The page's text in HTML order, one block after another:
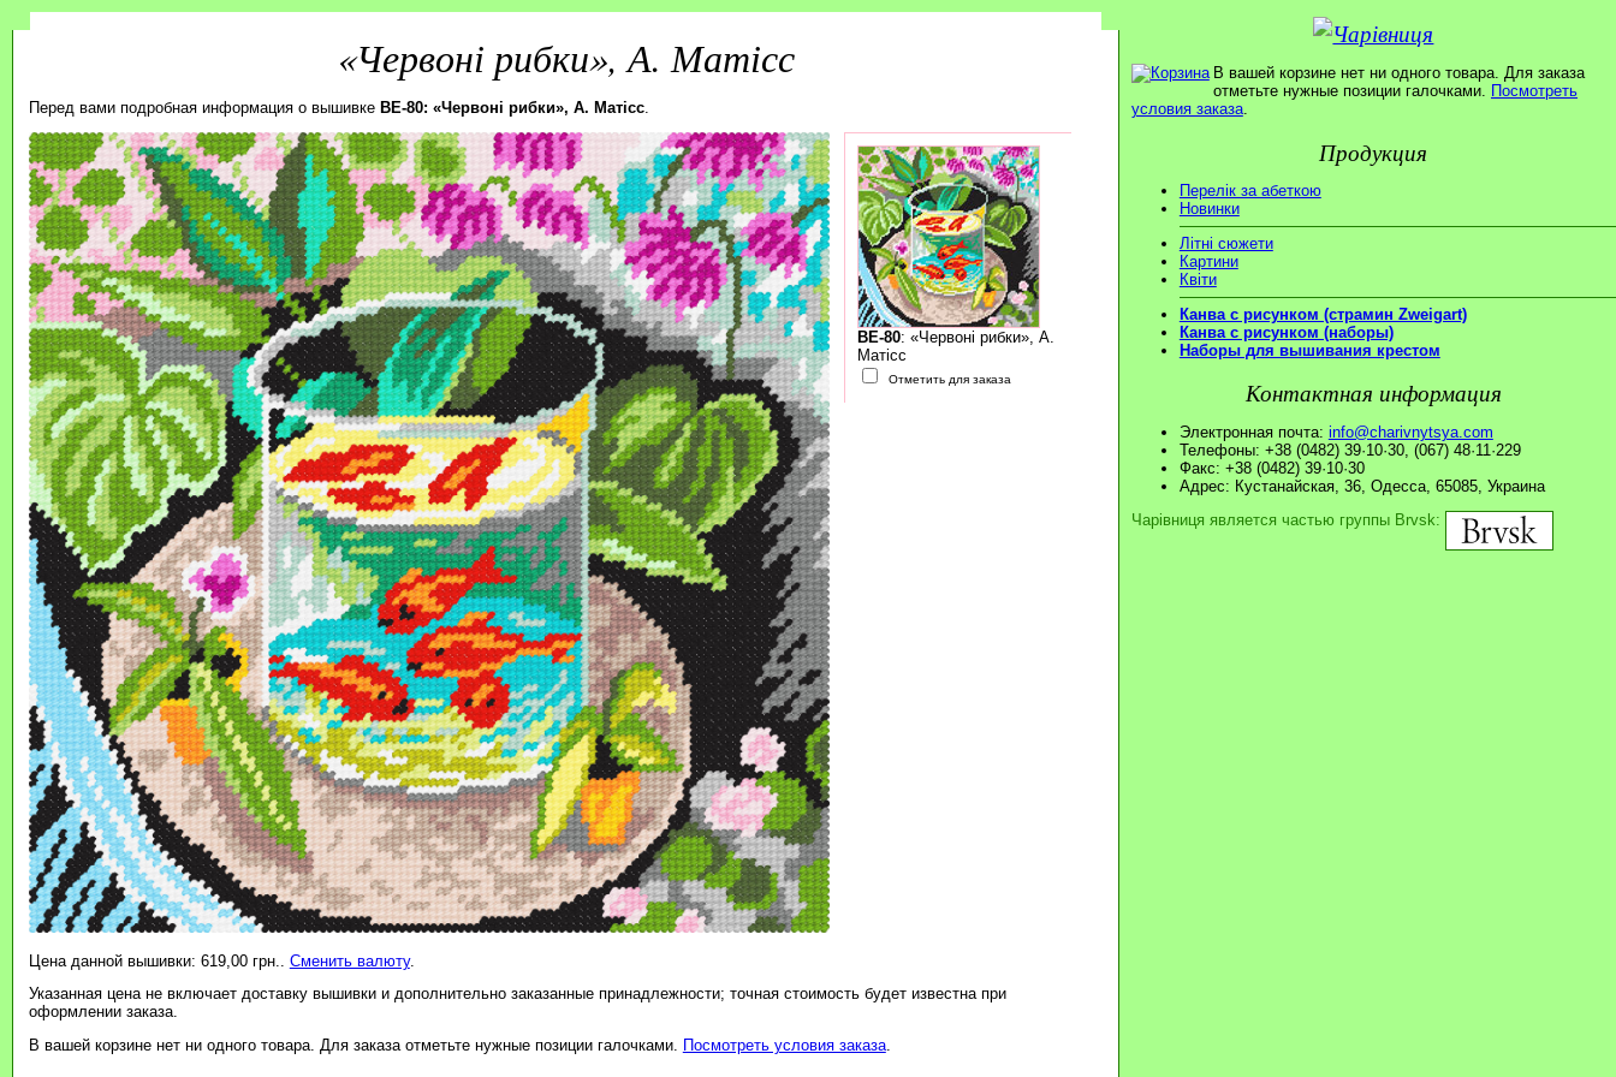
«Червоні рибки», А. Матісс
Перед вами подробная информация о вышивке BE-80: «Червоні рибки», А. Матісс.
BE-80: «Червоні рибки», А.
Матісс
Отметить для заказа
Цена данной вышивки: 619,00 грн.. Сменить валюту.
Указанная цена не включает доставку вышивки и дополнительно заказанные принадлежности; точная стоимость будет известна при
оформлении заказа.
В вашей корзине нет ни одного товара. Для заказа отметьте нужные позиции галочками. Посмотреть условия заказа.
В вашей корзине нет ни одного товара. Для заказа
отметьте нужные позиции галочками. Посмотреть
условия заказа.
Продукция
Перелік за абеткою
Новинки
Літні сюжети
Картини
Квіти
Канва с рисунком (страмин Zweigart)
Канва с рисунком (наборы)
Наборы для вышивания крестом
Контактная информация
Электронная почта: info@charivnytsya.com
Телефоны: +38 (0482) 39·10·30, (067) 48·11·229
Факс: +38 (0482) 39·10·30
Адрес: Кустанайская, 36, Одесса, 65085, Украина
Чарівниця является частью группы Brvsk: